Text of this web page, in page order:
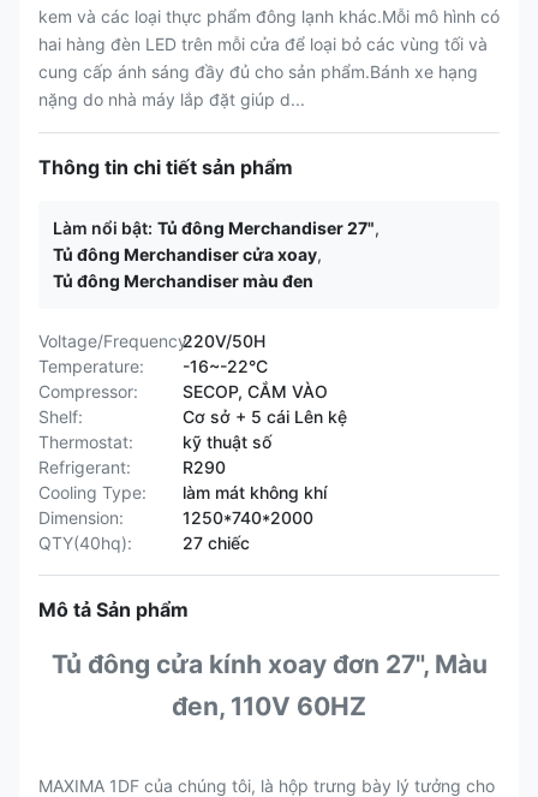
kem và các loại thực phẩm đông lạnh khác.Mỗi mô hình có
hai hàng đèn LED trên mỗi cửa để loại bỏ các vùng tối và
cung cấp ánh sáng đầy đủ cho sản phẩm.Bánh xe hạng
nặng do nhà máy lắp đặt giúp d...
Thông tin chi tiết sản phẩm
Làm nổi bật: Tủ đông Merchandiser 27",
Tủ đông Merchandiser cửa xoay,
Tủ đông Merchandiser màu đen
Voltage/Frequency:220V/50H
Temperature:
-16~-22°C
Compressor:
SECOP, CẮM VÀO
Shelf:
Cơ sở + 5 cái Lên kệ
Thermostat:
kỹ thuật số
Refrigerant:
R290
Cooling Type:
làm mát không khí
Dimension:
1250*740*2000
QTY(40hq):
27 chiếc
Mô tả Sản phẩm
Tủ đông cửa kính xoay đơn 27", Màu
đen, 110V 60HZ
MAXIMA 1DF của chúng tôi, là hộp trưng bày lý tưởng cho